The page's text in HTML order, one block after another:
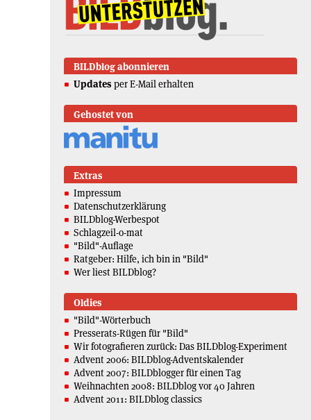
BILDblog abonnieren
Updates per E-Mail erhalten
Gehostet von
Extras
Impressum
Datenschutzerklärung
BILDblog-Werbespot
Schlagzeil-o-mat
"Bild"-Auflage
Ratgeber: Hilfe, ich bin in "Bild"
Wer liest BILDblog?
Oldies
"Bild"-Wörterbuch
Presserats-Rügen für "Bild"
Wir fotografieren zurück: Das BILDblog-Experiment
Advent 2006: BILDblog-Adventskalender
Advent 2007: BILDblogger für einen Tag
Weihnachten 2008: BILDblog vor 40 Jahren
Advent 2011: BILDblog classics